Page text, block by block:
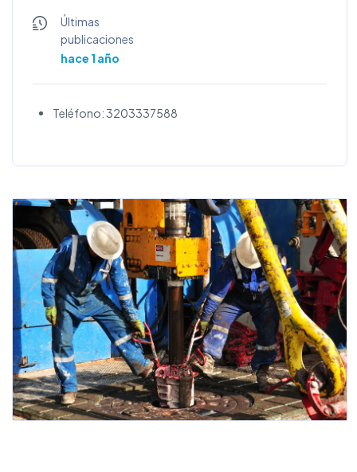
Últimas
publicaciones
hace 1 año
Teléfono: 3203337588